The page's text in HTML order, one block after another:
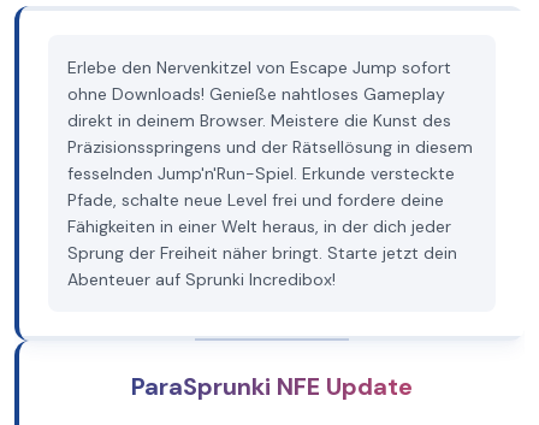
Erlebe den Nervenkitzel von Escape Jump sofort
ohne Downloads! Genieße nahtloses Gameplay
direkt in deinem Browser. Meistere die Kunst des
Präzisionsspringens und der Rätsellösung in diesem
fesselnden Jump'n'Run-Spiel. Erkunde versteckte
Pfade, schalte neue Level frei und fordere deine
Fähigkeiten in einer Welt heraus, in der dich jeder
Sprung der Freiheit näher bringt. Starte jetzt dein
Abenteuer auf Sprunki Incredibox!
ParaSprunki NFE Update